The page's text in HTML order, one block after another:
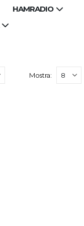
HAMRADIO
Mostra: